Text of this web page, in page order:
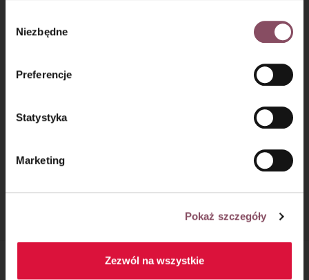
Gdańsk (80-339) adres: Dickmana 14/15 więcej
informacji o przetwarzaniu danych osobowych oraz
Polityce
prywatności.
zgody
Niezbędne
Preferencje
Statystyka
Marketing
Pokaż szczegóły
Zezwól na wszystkie
Wianuszki drożdżowe Tarta z winogronami
MATERIAŁY PUBLIKOWANE NA NASZEJ